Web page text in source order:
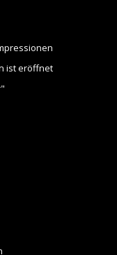
ist eröffnet"